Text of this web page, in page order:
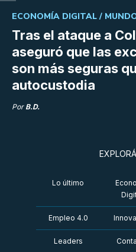
Tras el ataque a
aseguró que las
son más seguras
autocustodia
ECONOMÍA DIGITAL /
Por B.D.
EXPLORÁ
Lo último
Empleo 4.0
Leaders